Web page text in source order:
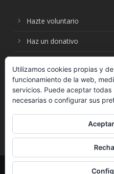
Hazte voluntario
Haz un donativo
Síguenos en:
© Fundación Social Universal.
Utilizamos cookies propias y
funcionamiento de la web,
servicios. Puede aceptar
necesarias o configurar sus